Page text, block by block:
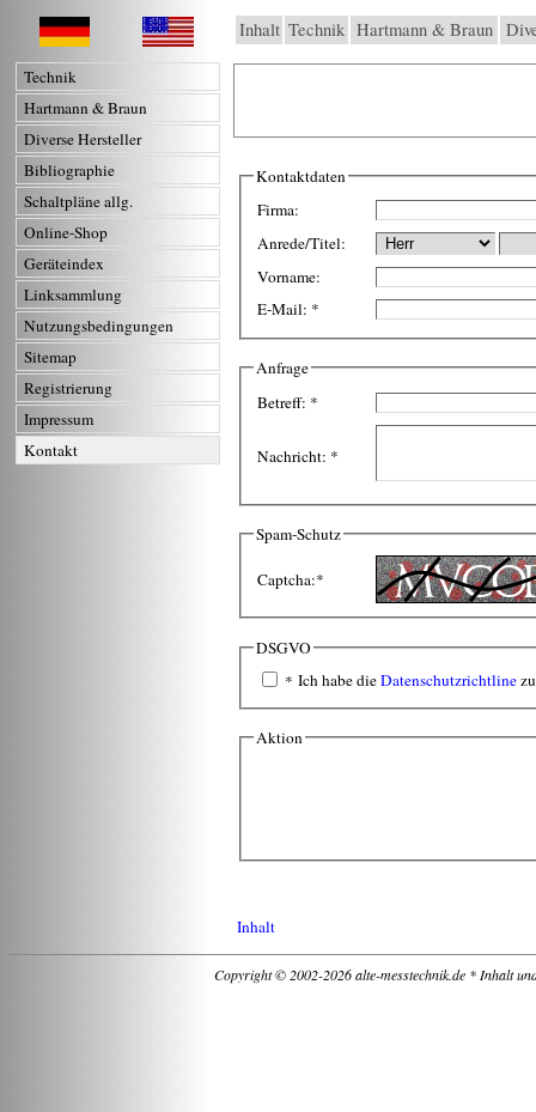
Inhalt Technik Hartmann & Braun
Technik
Hartmann & Braun
Diverse Hersteller
Bibliographie
Schaltpläne allg.
Online-Shop
Geräteindex
Linksammlung
Nutzungsbedingungen
Sitemap
Registrierung
Impressum
Kontakt
Kontaktdaten
Firma:
Anrede/Titel:
Vorname:
E-Mail: *
Anfrage
Betreff: *
Nachricht: *
Spam-Schutz
Captcha:*
DSGVO
* Ich habe dieDatenschutzrichtline
Aktion
Inhalt
Copyright © 2002-2026 alte-messtechnik.de * Inhalt